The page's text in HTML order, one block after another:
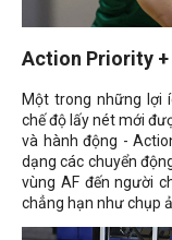
Action Priority +
Một trong những lợi
chế độ lấy nét mới
và hành động -
dạng các chuyển
vùng AF đến người
chẳng hạn như chụp